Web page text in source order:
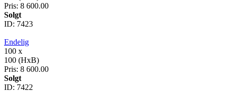
Pris: 8 600.00
Solgt
ID: 7423
Endelig
100 x
100 (HxB)
Pris: 8 600.00
Solgt
ID: 7422